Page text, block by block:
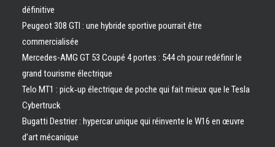
définitive
Peugeot 308 GTI : une hybride sportive pourrait être
commercialisée
Mercedes-AMG GT 53 Coupé 4 portes : 544 ch pour redéfinir le
grand tourisme électrique
Telo MT1 : pick‑up électrique de poche qui fait mieux que le Tesla
Cybertruck
Bugatti Destrier : hypercar unique qui réinvente le W16 en œuvre
d’art mécanique